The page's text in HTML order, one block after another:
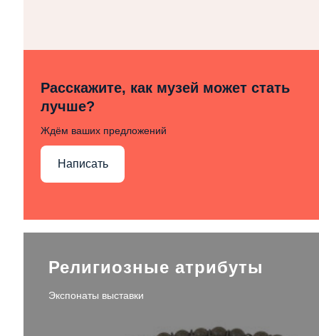
Расскажите, как музей может стать
лучше?
Ждём ваших предложений
Написать
Религиозные атрибуты
Экспонаты выставки